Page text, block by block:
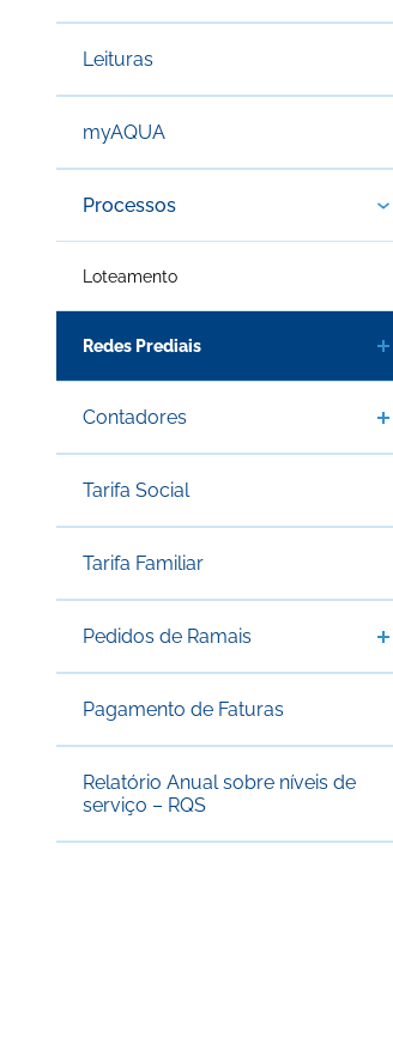
Leituras
myAQUA
Processos
Loteamento
Redes Prediais
Contadores
Tarifa Social
Tarifa Familiar
Pedidos de Ramais
Pagamento de Faturas
Relatório Anual sobre níveis de
serviço – RQS